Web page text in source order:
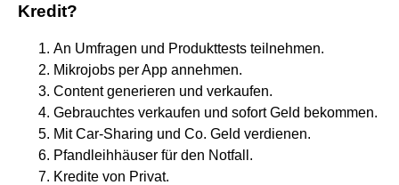
Kredit?
An Umfragen und Produkttests teilnehmen.
Mikrojobs per App annehmen.
Content generieren und verkaufen.
Gebrauchtes verkaufen und sofort Geld bekommen.
Mit Car-Sharing und Co. Geld verdienen.
Pfandleihhäuser für den Notfall.
Kredite von Privat.